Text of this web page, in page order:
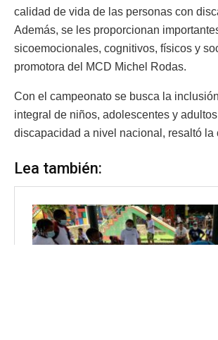
calidad de vida de las personas con
Además, se les proporcionan
sicoemocionales, cognitivos, físicos y
promotora del MCD Michel Rodas.
Con el campeonato se busca la
integral de niños, adolescentes y
discapacidad a nivel nacional, resaltó la
Lea también: